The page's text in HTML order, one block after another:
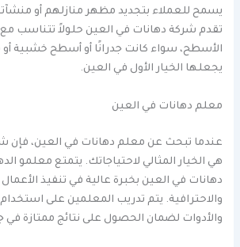
يسمح للعملاء بتجديد مظهر منازلهم أو
تقدم شركة دهانات في العين حلولاً تتناسب مع
الأسطح، سواء كانت جدرانًا أو أسطح خشبية أو
يجعلها الخيار الأول في العين.
معلم دهانات في العين
عندما تبحث عن معلم دهانات في العين، فإن
هي الخيار المثالي لاحتياجاتك. يتمتع معلمو
دهانات في العين بخبرة عالية في تنفيذ الأعمال
والاحترافية. يتم تدريب المعلمين على
والأدوات لضمان الحصول على نتائج ممتازة في